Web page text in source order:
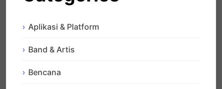
Aplikasi & Platform
Band & Artis
Bencana